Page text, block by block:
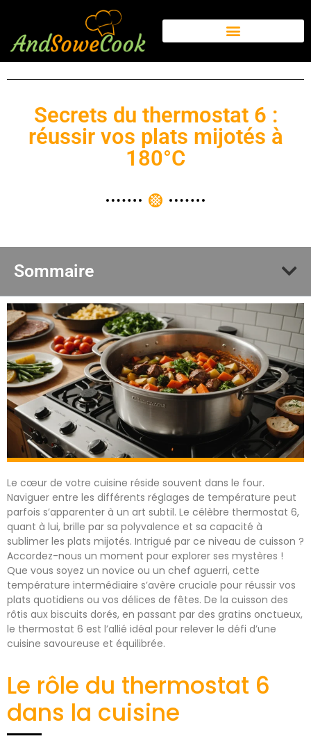
Secrets du thermostat 6 :
réussir vos plats mijotés à
180°C
Sommaire
Le cœur de votre cuisine réside souvent dans le four.
Naviguer entre les différents réglages de température peut
parfois s’apparenter à un art subtil. Le célèbre thermostat 6,
quant à lui, brille par sa polyvalence et sa capacité à
sublimer les plats mijotés. Intrigué par ce niveau de cuisson ?
Accordez-nous un moment pour explorer ses mystères !
Que vous soyez un novice ou un chef aguerri, cette
température intermédiaire s’avère cruciale pour réussir vos
plats quotidiens ou vos délices de fêtes. De la cuisson des
rôtis aux biscuits dorés, en passant par des gratins onctueux,
le thermostat 6 est l’allié idéal pour relever le défi d’une
cuisine savoureuse et équilibrée.
Le rôle du thermostat 6
dans la cuisine